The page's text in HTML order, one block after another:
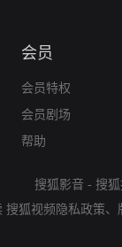
会员
会员特权
会员剧场
帮助
搜狐影音 - 搜
搜狐视频隐私政策、